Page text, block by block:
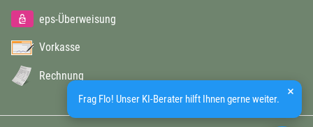
Frag Flo! Unser KI-Berater hilft Ihnen gerne weiter.
eps-Überweisung
Vorkasse
Rechnung